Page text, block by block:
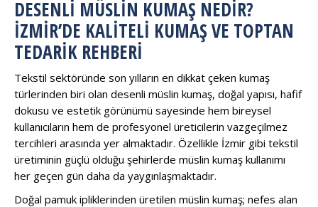
DESENLI MÜSLIN KUMAŞ NEDIR?
İZMIR’DE KALITELI KUMAŞ VE TOPTAN
TEDARIK REHBERI
Tekstil sektöründe son yılların en dikkat çeken kumaş
türlerinden biri olan desenli müslin kumaş, doğal yapısı, hafif
dokusu ve estetik görünümü sayesinde hem bireysel
kullanıcıların hem de profesyonel üreticilerin vazgeçilmez
tercihleri arasında yer almaktadır. Özellikle İzmir gibi tekstil
üretiminin güçlü olduğu şehirlerde müslin kumaş kullanımı
her geçen gün daha da yaygınlaşmaktadır.
Doğal pamuk ipliklerinden üretilen müslin kumaş; nefes alan